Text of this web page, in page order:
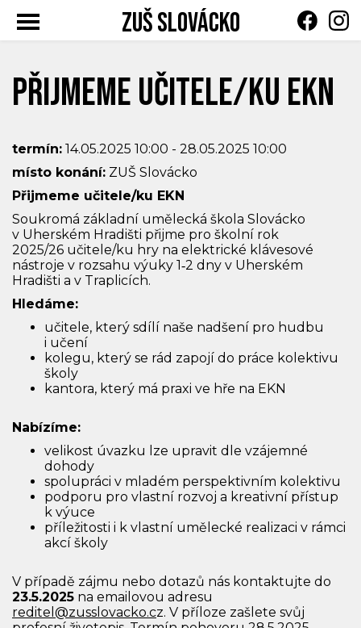
Toggle
ZUŠ Slovácko
Přijmeme učitele/ku EKN
termín: 14.05.2025 10:00 - 28.05.2025 10:00
místo konání: ZUŠ Slovácko
Přijmeme učitele/ku EKN
Soukromá základní umělecká škola Slovácko
v Uherském Hradišti přijme pro školní rok
2025/26 učitele/ku hry na elektrické klávesové
nástroje v rozsahu výuky 1‑2 dny v Uherském
Hradišti a v Traplicích.
Hledáme:
učitele, který sdílí naše nadšení pro hudbu
i učení
kolegu, který se rád zapojí do práce kolektivu
školy
kantora, který má praxi ve hře na EKN
Nabízíme:
velikost úvazku lze upravit dle vzájemné
dohody
spolupráci v mladém perspektivním kolektivu
podporu pro vlastní rozvoj a kreativní přístup
k výuce
příležitosti i k vlastní umělecké realizaci v rámci
akcí školy
V případě zájmu nebo dotazů nás kontaktujte do
23.5.2025 na emailovou adresu
reditel@zusslovacko.cz. V příloze zašlete svůj